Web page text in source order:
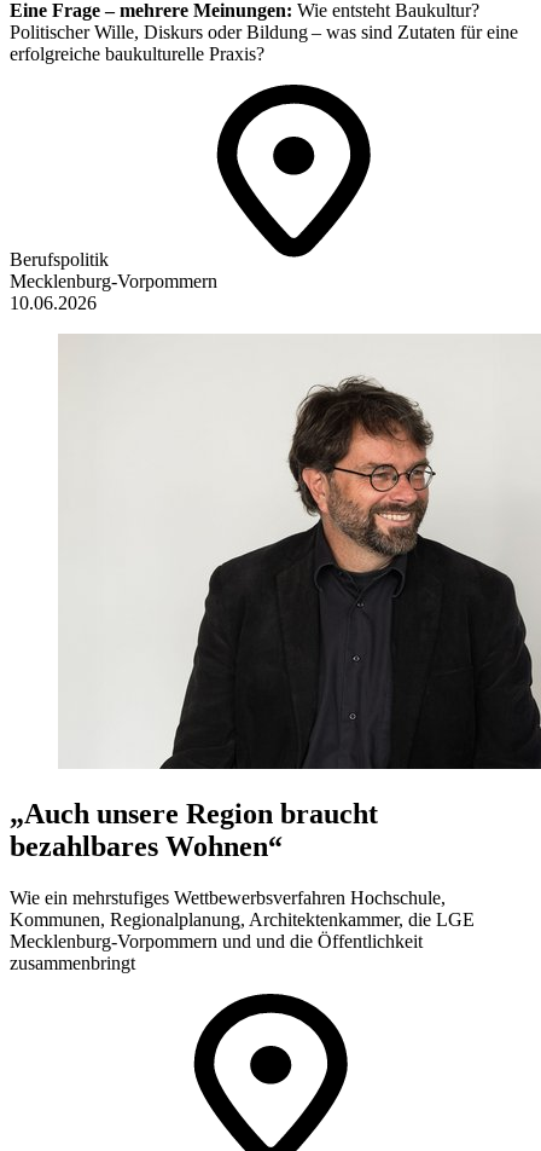
Eine Frage – mehrere Meinungen: Wie entsteht Baukultur?
Politischer Wille, Diskurs oder Bildung – was sind Zutaten für eine
erfolgreiche baukulturelle Praxis?
Berufspolitik
Mecklenburg-Vorpommern
10.06.2026
„Auch unsere Region braucht
bezahlbares Wohnen“
Wie ein mehrstufiges Wettbewerbsverfahren Hochschule,
Kommunen, Regionalplanung, Architektenkammer, die LGE
Mecklenburg-Vorpommern und und die Öffentlichkeit
zusammenbringt